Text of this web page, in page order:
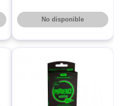
No disponible